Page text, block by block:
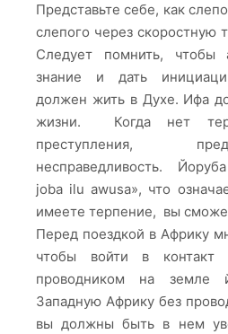
Представьте себе, как
слепого через скоростную
Следует помнить, чтобы
знание и дать
должен жить в Духе. Ифа
жизни. Когда нет
преступления,
несправедливость.
joba ilu awusa», что
имеете терпение, вы
Перед поездкой в Африку
чтобы войти в
проводником на земле
Западную Африку без
вы должны быть в нем